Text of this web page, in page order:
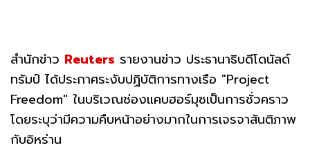
สำนักข่าว Reuters รายงานข่าว ประธานาธิบดีโดนัลด์
ทรัมป์ ได้ประกาศระงับปฏิบัติการทางเรือ "Project
Freedom" ในบริเวณช่องแคบฮอร์มุซเป็นการชั่วคราว
โดยระบุว่ามีความคืบหน้าอย่างมากในการเจรจาสันติภาพ
กับอิหร่าน